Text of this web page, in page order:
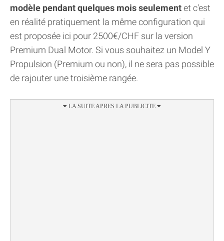
modèle pendant quelques mois seulementet c'est
en réalité pratiquement la même configuration qui
est proposée ici pour 2500€/CHF sur la version
Premium Dual Motor. Si vous souhaitez un Model Y
Propulsion (Premium ou non), il ne sera pas possible
de rajouter une troisième rangée.